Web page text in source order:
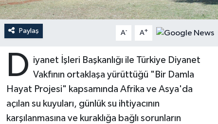
Paylaş A- A+
D iyanet İşleri Başkanlığı ile Türkiye Diyanet
Vakfının ortaklaşa yürüttüğü "Bir Damla
Hayat Projesi" kapsamında Afrika ve Asya'da
açılan su kuyuları, günlük su ihtiyacının
karşılanmasına ve kuraklığa bağlı sorunların
Bartın Müftülüğü
Bayburt Müftülüğü
Bilecik Müftülüğü
Bingöl Müftülüğü
Ramazan
Zekat
DEPREM
Eğitim
Kültür-Sanat
Aile